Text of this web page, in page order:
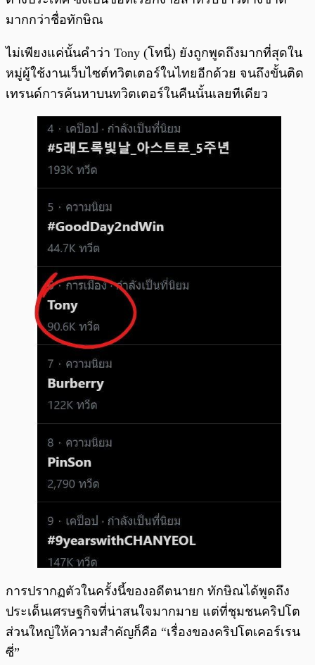
มากกว่าชื่อทักษิณ
ไม่เพียงแค่นั้นคำว่า Tony (โทนี่) ยังถูกพูดถึงมากที่สุดใน
หมู่ผู้ใช้งานเว็บไซต์ทวิตเตอร์ในไทยอีกด้วย จนถึงขั้นติด
เทรนด์การค้นหาบนทวิตเตอร์ในคืนนั้นเลยทีเดียว
การปรากฏตัวในครั้งนี้ของอดีตนายก ทักษิณได้พูดถึง
ประเด็นเศรษฐกิจที่น่าสนใจมากมาย แต่ที่ชุมชนคริปโต
ส่วนใหญ่ให้ความสำคัญก็คือ “เรื่องของคริปโตเคอร์เรน
ซี่”